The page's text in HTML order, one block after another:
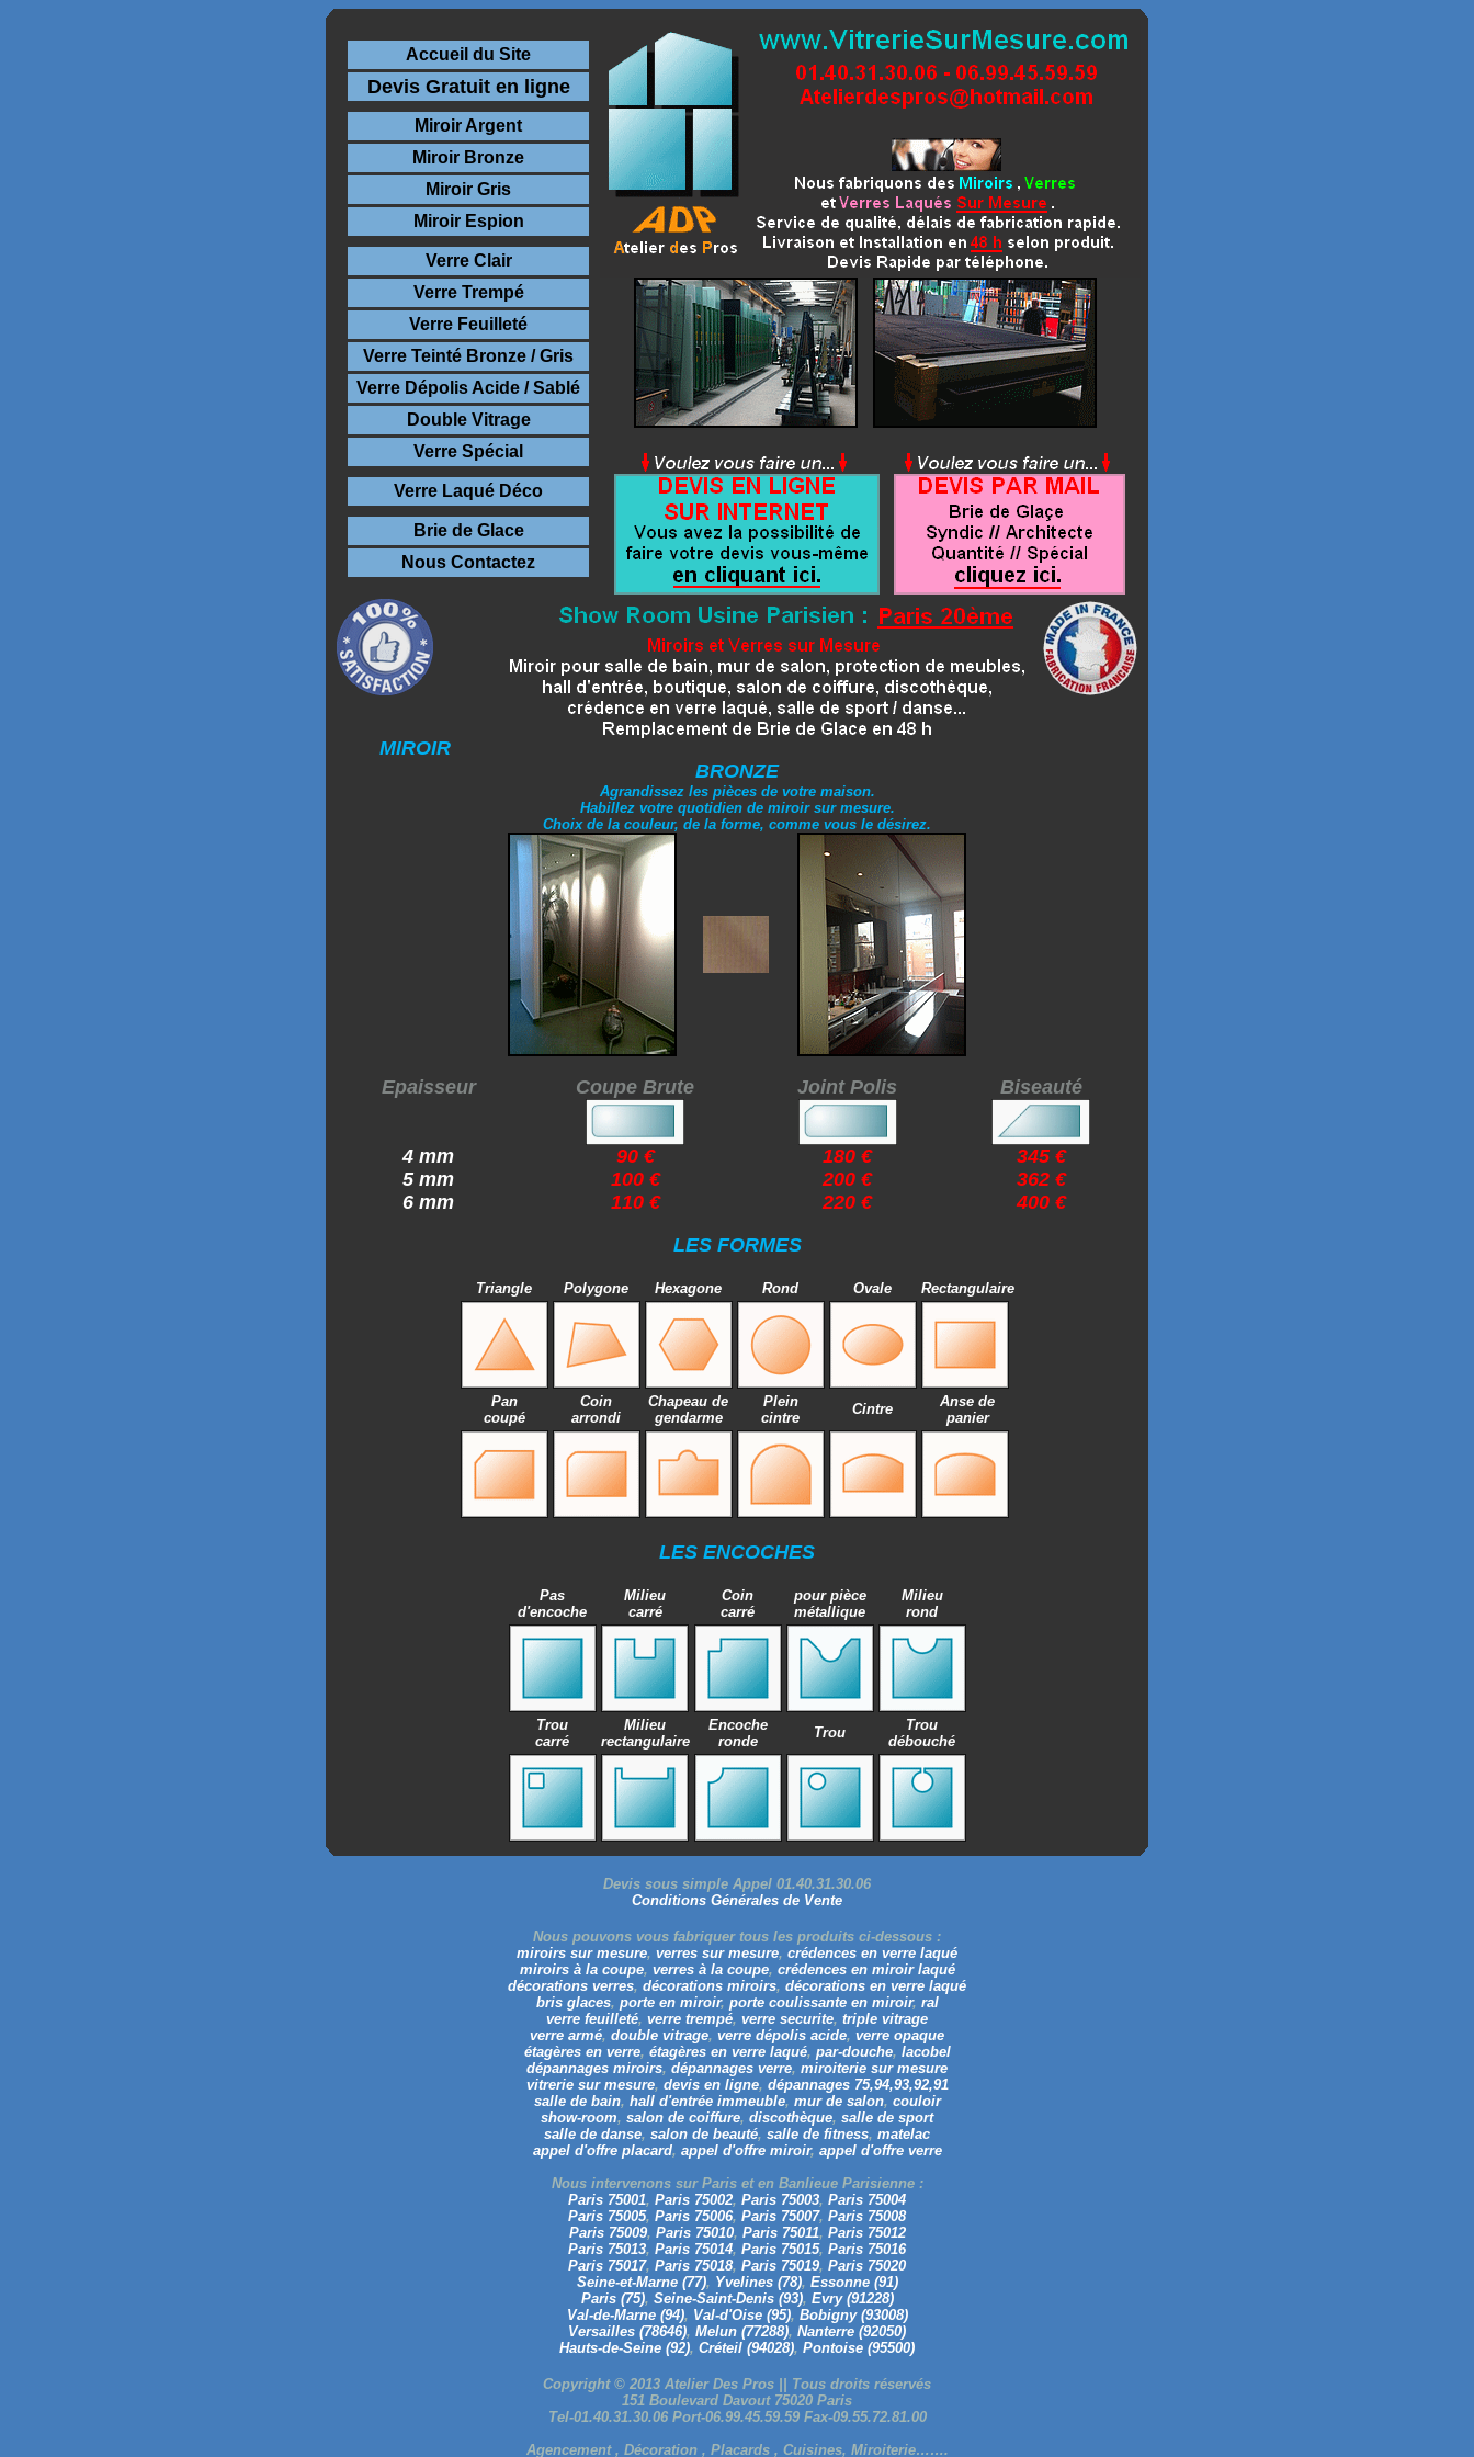
Accueil du Site
Devis Gratuit en ligne
Miroir Argent
Miroir Bronze
Miroir Gris
Miroir Espion
Verre Clair
Verre Trempé
Verre Feuilleté
Verre Teinté Bronze / Gris
Verre Dépolis Acide / Sablé
Double Vitrage
Verre Spécial
Verre Laqué Déco
Brie de Glace
Nous Contactez
MIROIR
BRONZE
Agrandissez les pièces de votre maison.
Habillez votre quotidien de miroir sur mesure.
Choix de la couleur, de la forme, comme vous le désirez.
Epaisseur Coupe Brute Joint Polis Biseauté
4 mm 90 € 180 €
345 €
5 mm
100 € 200 €
362 €
6 mm
110 € 220 €
400 €
LES FORMES
Triangle Polygone Hexagone Rond Ovale Rectangulaire
Pan
coupé
Coin
arrondi
Chapeau de
gendarme
Plein
cintre
Cintre
Anse de
panier
LES ENCOCHES
Pas
d'encoche
Milieu
carré
Coin
carré
pour pièce
métallique
Milieu
rond
Trou
carré
Milieu
rectangulaire
Encoche
ronde
Trou
Trou
débouché
Devis sous simple Appel 01.40.31.30.06
Conditions Générales de Vente
Nous pouvons vous fabriquer tous les produits ci-dessous :
miroirs sur mesure, verres sur mesure, crédences en verre laqué
miroirs à la coupe, verres à la coupe, crédences en miroir laqué
décorations verres, décorations miroirs, décorations en verre laqué
bris glaces, porte en miroir, porte coulissante en miroir, ral
verre feuilleté, verre trempé, verre securite, triple vitrage
verre armé, double vitrage, verre dépolis acide, verre opaque
étagères en verre, étagères en verre laqué, par-douche, lacobel
dépannages miroirs, dépannages verre, miroiterie sur mesure
vitrerie sur mesure, devis en ligne, dépannages 75,94,93,92,91
salle de bain, hall d'entrée immeuble, mur de salon, couloir
show-room, salon de coiffure, discothèque, salle de sport
salle de danse, salon de beauté, salle de fitness, matelac
appel d'offre placard, appel d'offre miroir, appel d'offre verre
Nous intervenons sur Paris et en Banlieue Parisienne :
Paris 75001, Paris 75002, Paris 75003, Paris 75004
Paris 75005, Paris 75006, Paris 75007, Paris 75008
Paris 75009, Paris 75010, Paris 75011, Paris 75012
Paris 75013, Paris 75014, Paris 75015, Paris 75016
Paris 75017, Paris 75018, Paris 75019, Paris 75020
Seine-et-Marne (77), Yvelines (78), Essonne (91)
Paris (75), Seine-Saint-Denis (93), Evry (91228)
Val-de-Marne (94), Val-d'Oise (95), Bobigny (93008)
Versailles (78646), Melun (77288), Nanterre (92050)
Hauts-de-Seine (92), Créteil (94028), Pontoise (95500)
Copyright © 2013 Atelier Des Pros || Tous droits réservés
151 Boulevard Davout 75020 Paris
Tel-01.40.31.30.06 Port-06.99.45.59.59 Fax-09.55.72.81.00
Agencement , Décoration , Placards , Cuisines, Miroiterie…….